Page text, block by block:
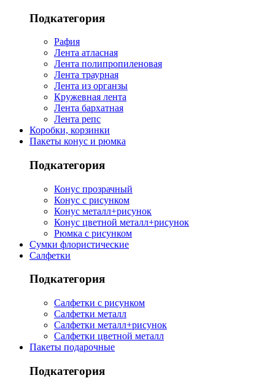
Подкатегория
Рафия
Лента атласная
Лента полипропиленовая
Лента траурная
Лента из органзы
Кружевная лента
Лента бархатная
Лента репс
Коробки, корзинки
Пакеты конус и рюмка
Подкатегория
Конус прозрачный
Конус с рисунком
Конус металл+рисунок
Конус цветной металл+рисунок
Рюмка с рисунком
Сумки флористические
Салфетки
Подкатегория
Салфетки с рисунком
Салфетки металл
Салфетки металл+рисунок
Салфетки цветной металл
Пакеты подарочные
Подкатегория